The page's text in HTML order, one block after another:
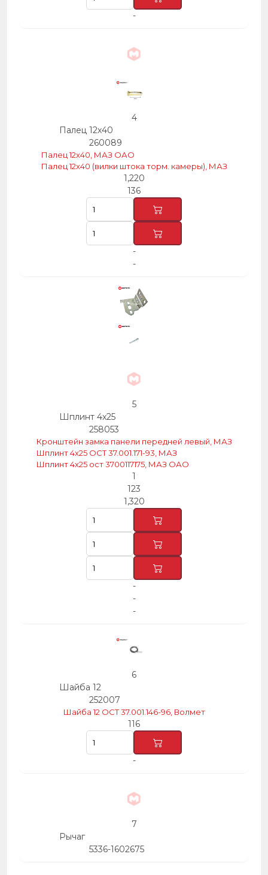
-
4
Палец 12х40
260089
Палец 12х40, МАЗ ОАО
Палец 12х40 (вилки штока торм. камеры), МАЗ
1,220
136
-
-
5
Шплинт 4х25
258053
Кронштейн замка панели передней левый, МАЗ
Шплинт 4х25 ОСТ 37.001.171-93, МАЗ
Шплинт 4х25 ост 3700117175, МАЗ ОАО
1
123
1,320
-
-
-
6
Шайба 12
252007
Шайба 12 ОСТ 37.001.146-96, Волмет
116
-
7
Рычаг
5336-1602675